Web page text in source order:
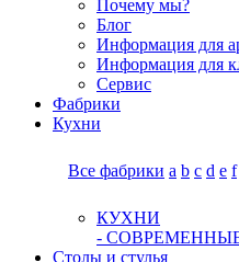
Почему мы?
Блог
Информация для
Информация для
Сервис
Фабрики
Кухни
Все фабрики a b c d e f
КУХНИ
-
Столы и стулья